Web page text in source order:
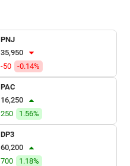
PNJ
35,950
-50
-0.14%
PAC
16,250
250
1.56%
DP3
60,200
700
1.18%